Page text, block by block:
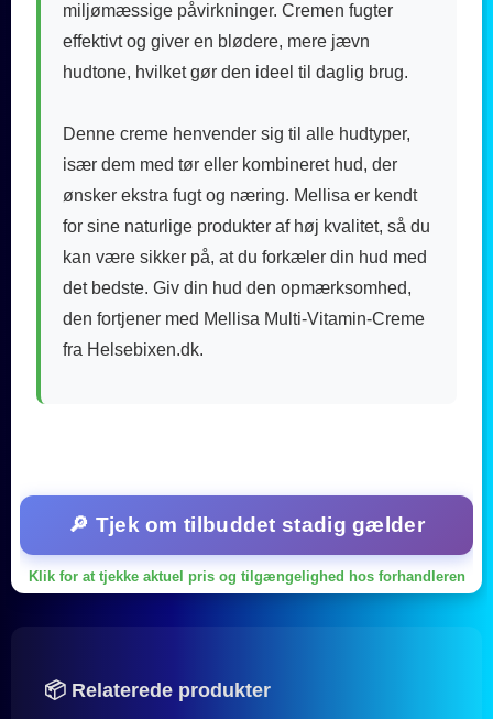
miljømæssige påvirkninger. Cremen fugter
effektivt og giver en blødere, mere jævn
hudtone, hvilket gør den ideel til daglig brug.
Denne creme henvender sig til alle hudtyper,
især dem med tør eller kombineret hud, der
ønsker ekstra fugt og næring. Mellisa er kendt
for sine naturlige produkter af høj kvalitet, så du
kan være sikker på, at du forkæler din hud med
det bedste. Giv din hud den opmærksomhed,
den fortjener med Mellisa Multi-Vitamin-Creme
fra Helsebixen.dk.
🔎 Tjek om tilbuddet stadig gælder
Klik for at tjekke aktuel pris og tilgængelighed hos forhandleren
📦 Relaterede produkter